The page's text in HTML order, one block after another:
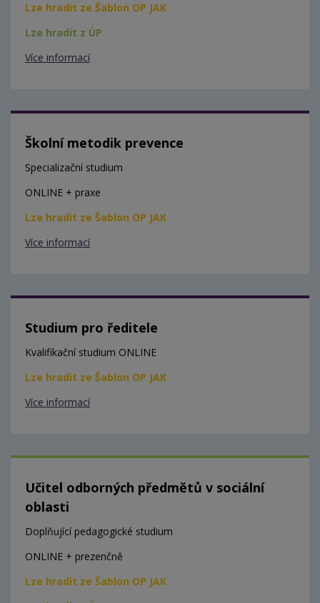
Lze hradit ze Šablon OP JAK
Lze hradit z ÚP
Více informací
Školní metodik prevence
Specializační studium
ONLINE + praxe
Lze hradit ze Šablon OP JAK
Více informací
Studium pro ředitele
Kvalifikační studium ONLINE
Lze hradit ze Šablon OP JAK
Více informací
Učitel odborných předmětů v sociální
oblasti
Doplňující pedagogické studium
ONLINE + prezenčně
Lze hradit ze Šablon OP JAK